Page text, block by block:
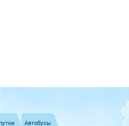
Автобусы